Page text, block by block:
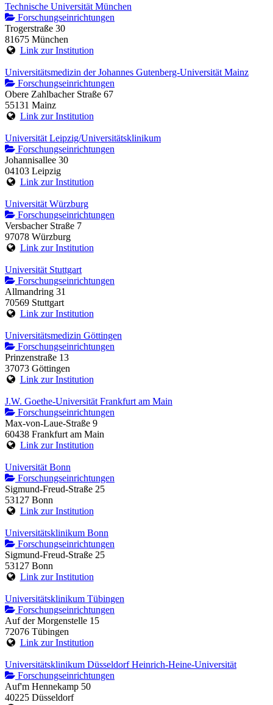
Technische Universität München
Forschungseinrichtungen
Trogerstraße 30
81675 München
Link zur Institution
Universitätsmedizin der Johannes Gutenberg-Universität Mainz
Forschungseinrichtungen
Obere Zahlbacher Straße 67
55131 Mainz
Link zur Institution
Universität Leipzig/Universitätsklinikum
Forschungseinrichtungen
Johannisallee 30
04103 Leipzig
Link zur Institution
Universität Würzburg
Forschungseinrichtungen
Versbacher Straße 7
97078 Würzburg
Link zur Institution
Universität Stuttgart
Forschungseinrichtungen
Allmandring 31
70569 Stuttgart
Link zur Institution
Universitätsmedizin Göttingen
Forschungseinrichtungen
Prinzenstraße 13
37073 Göttingen
Link zur Institution
J.W. Goethe-Universität Frankfurt am Main
Forschungseinrichtungen
Max-von-Laue-Straße 9
60438 Frankfurt am Main
Link zur Institution
Universität Bonn
Forschungseinrichtungen
Sigmund-Freud-Straße 25
53127 Bonn
Link zur Institution
Universitätsklinikum Bonn
Forschungseinrichtungen
Sigmund-Freud-Straße 25
53127 Bonn
Link zur Institution
Universitätsklinikum Tübingen
Forschungseinrichtungen
Auf der Morgenstelle 15
72076 Tübingen
Link zur Institution
Universitätsklinikum Düsseldorf Heinrich-Heine-Universität
Forschungseinrichtungen
Auf'm Hennekamp 50
40225 Düsseldorf